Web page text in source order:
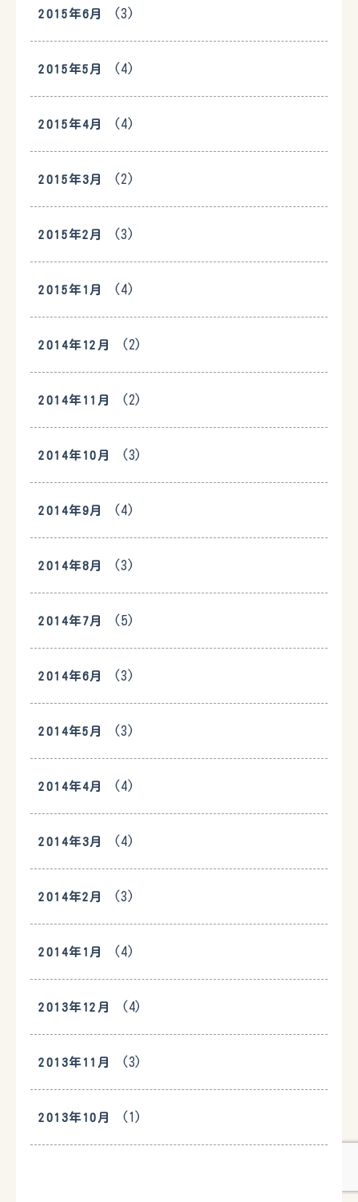
2015年6月 (3)
2015年5月 (4)
2015年4月 (4)
2015年3月 (2)
2015年2月 (3)
2015年1月 (4)
2014年12月 (2)
2014年11月 (2)
2014年10月 (3)
2014年9月 (4)
2014年8月 (3)
2014年7月 (5)
2014年6月 (3)
2014年5月 (3)
2014年4月 (4)
2014年3月 (4)
2014年2月 (3)
2014年1月 (4)
2013年12月 (4)
2013年11月 (3)
2013年10月 (1)